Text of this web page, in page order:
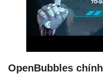
OpenBubbles